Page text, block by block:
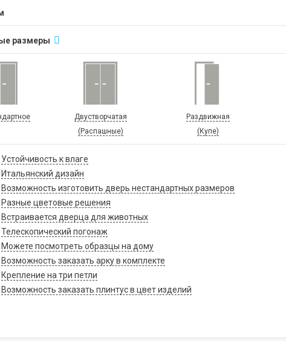
размеры
Двустворчатая
(Распашные)
Раздвижная
(Купе)
Устойчивость к влаге
Итальянский дизайн
Возможность изготовить дверь нестандартных размеров
Разные цветовые решения
Встраивается дверца для животных
Телескопический погонаж
Можете посмотреть образцы на дому
Возможность заказать арку в комплекте
Крепление на три петли
Возможность заказать плинтус в цвет изделий